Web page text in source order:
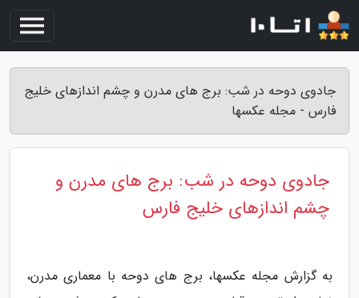
جادوی دوحه در شب: برج های مدرن و چشم اندازهای خلیج
فارس - مجله عکسها
جادوی دوحه در شب: برج های مدرن و
چشم اندازهای خلیج فارس
به گزارش مجله عکسها، برج های دوحه با معماری مدرن،